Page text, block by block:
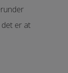
det er at